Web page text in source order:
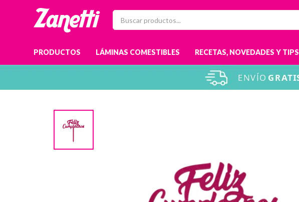
PRODUCTOS LÁMINAS COMESTIBLES RECETAS, NOVEDADES Y TIPS